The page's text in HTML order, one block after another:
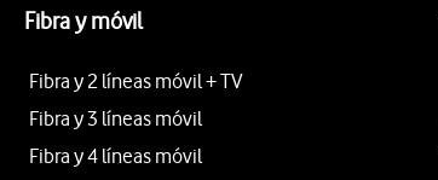
Fibra y móvil
Fibra y 2 líneas móvil + TV
Fibra y 3 líneas móvil
Fibra y 4 líneas móvil